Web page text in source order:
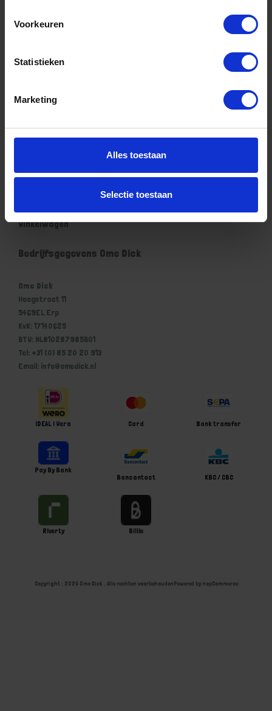
Voorkeuren
Statistieken
Marketing
Alles toestaan
Selectie toestaan
Klachtenregeling Ome Dick
Contact
Klantenservice
Klantenservice Ome Dick
Mijn account
Winkelwagen
Bedrijfsgegevens Ome Dick
Ome Dick
Hoogstraat 11
5469EL Erp
KvK: 17140625
BTW: NL810287985B01
Tel: +31 (0) 85 20 20 913
Email: info@omedick.nl
iDEAL | Wero Card Bank transfer
Pay By Bank
Bancontact
KBC / CBC
Riverty Billie
Copyright ; 2026 Ome Dick . Alle rechten voorbehoudenPowered by nopCommerce